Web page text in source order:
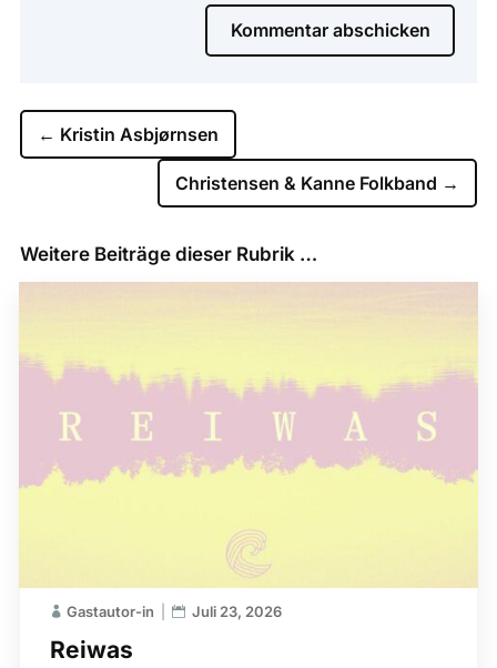
Kommentar abschicken
← Kristin Asbjørnsen
Christensen & Kanne Folkband →
Weitere Beiträge dieser Rubrik …
Reiwas
Gastautor-in Juli 23, 2026